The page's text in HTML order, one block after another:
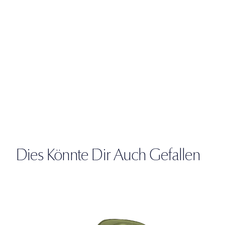
Dies Könnte Dir Auch Gefallen